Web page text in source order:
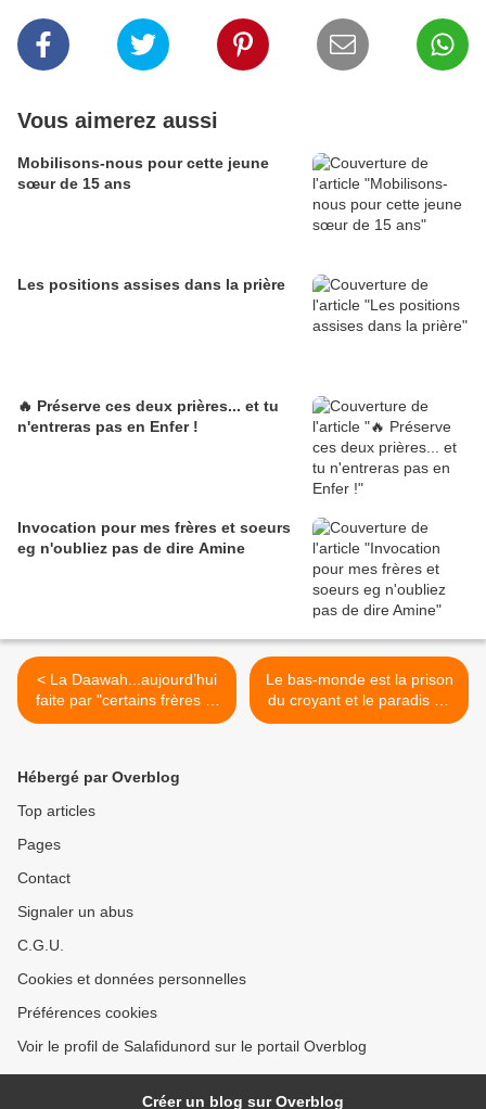
Vous aimerez aussi
Mobilisons-nous pour cette jeune
sœur de 15 ans
Les positions assises dans la prière
🔥 Préserve ces deux prières... et tu
n'entreras pas en Enfer !
Invocation pour mes frères et soeurs
eg n'oubliez pas de dire Amine
< La Daawah...aujourd’hui
faite par "certains frères et
soeur"
Le bas-monde est la prison
du croyant et le paradis du
mécréant >
Hébergé par Overblog
Top articles
Pages
Contact
Signaler un abus
C.G.U.
Cookies et données personnelles
Préférences cookies
Voir le profil de Salafidunord sur le portail Overblog
Créer un blog sur Overblog